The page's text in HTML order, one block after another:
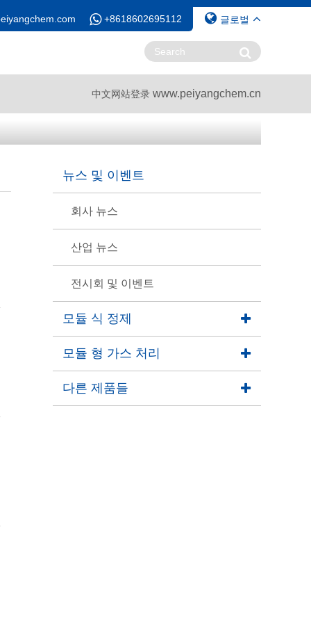
글로벌
+8618602695112
中文网站登录 www.peiyangchem.cn
뉴스 및 이벤트
회사 뉴스
산업 뉴스
전시회 및 이벤트
모듈 식 정제
모듈 형 가스 처리
다른 제품들